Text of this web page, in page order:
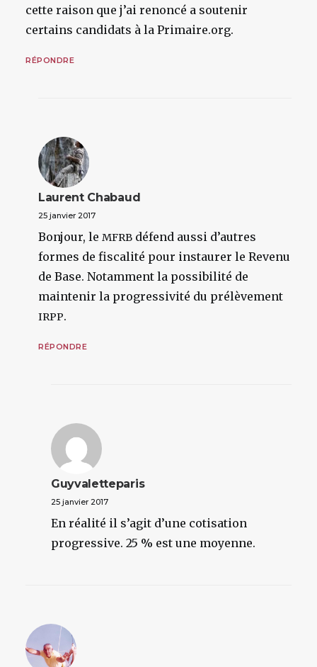
cette raison que j’ai renoncé a soutenir
certains candidats à la Primaire.org.
RÉPONDRE
Laurent Chabaud
25 janvier 2017
Bonjour, le MFRB défend aussi d’autres
formes de fiscalité pour instaurer le Revenu
de Base. Notamment la possibilité de
maintenir la progressivité du prélèvement
IRPP.
RÉPONDRE
Guyvaletteparis
25 janvier 2017
En réalité il s’agit d’une cotisation
progressive. 25 % est une moyenne.